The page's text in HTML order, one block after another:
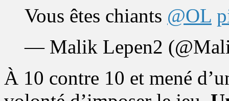
Vous êtes chiants @OL
— Malik Lepen2
À 10 contre 10 et mené